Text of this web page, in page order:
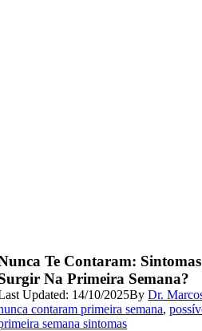
Te Contaram:
Na Primeira Semana?
Updated: 14/10/2025ByDr.
contaram primeira semana,
semana sintomas